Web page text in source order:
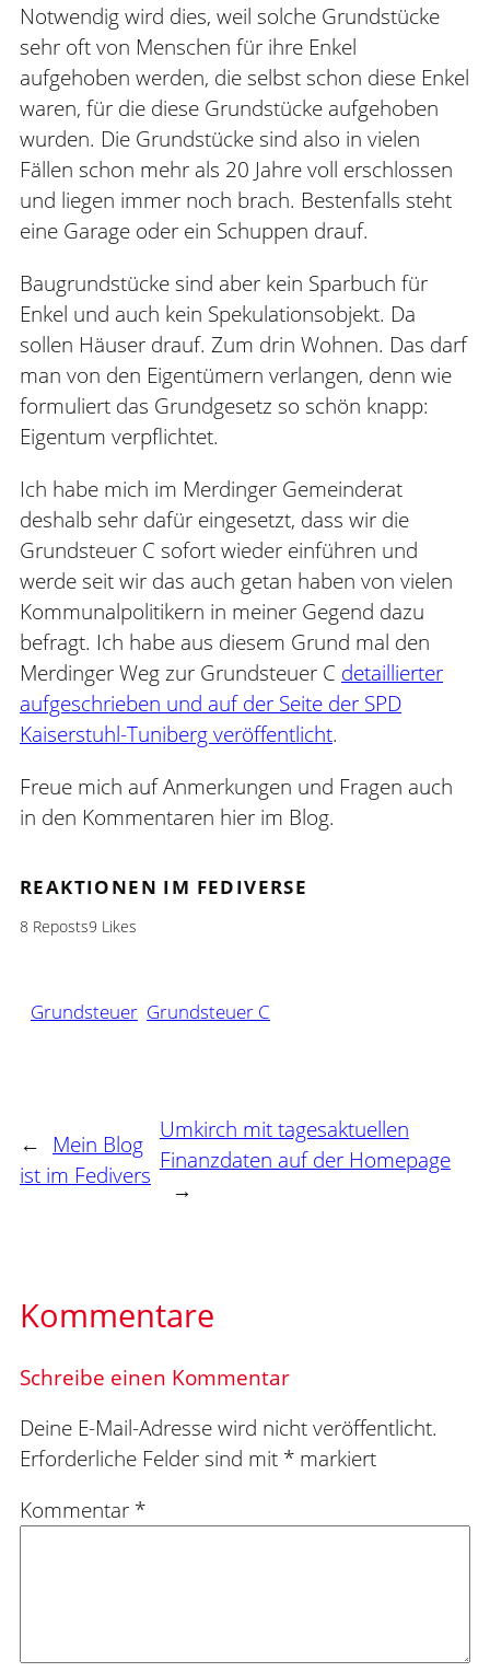
Notwendig wird dies, weil solche Grundstücke
sehr oft von Menschen für ihre Enkel
aufgehoben werden, die selbst schon diese Enkel
waren, für die diese Grundstücke aufgehoben
wurden. Die Grundstücke sind also in vielen
Fällen schon mehr als 20 Jahre voll erschlossen
und liegen immer noch brach. Bestenfalls steht
eine Garage oder ein Schuppen drauf.
Baugrundstücke sind aber kein Sparbuch für
Enkel und auch kein Spekulationsobjekt. Da
sollen Häuser drauf. Zum drin Wohnen. Das darf
man von den Eigentümern verlangen, denn wie
formuliert das Grundgesetz so schön knapp:
Eigentum verpflichtet.
Ich habe mich im Merdinger Gemeinderat
deshalb sehr dafür eingesetzt, dass wir die
Grundsteuer C sofort wieder einführen und
werde seit wir das auch getan haben von vielen
Kommunalpolitikern in meiner Gegend dazu
befragt. Ich habe aus diesem Grund mal den
Merdinger Weg zur Grundsteuer C detaillierter
aufgeschrieben und auf der Seite der SPD
Kaiserstuhl-Tuniberg veröffentlicht.
Freue mich auf Anmerkungen und Fragen auch
in den Kommentaren hier im Blog.
REAKTIONEN IM FEDIVERSE
8 Reposts9 Likes
Grundsteuer Grundsteuer C
←
Mein Blog
ist im Fedivers
Umkirch mit tagesaktuellen
Finanzdaten auf der Homepage
→
Kommentare
Schreibe einen Kommentar
Deine E-Mail-Adresse wird nicht veröffentlicht.
Erforderliche Felder sind mit * markiert
Kommentar *